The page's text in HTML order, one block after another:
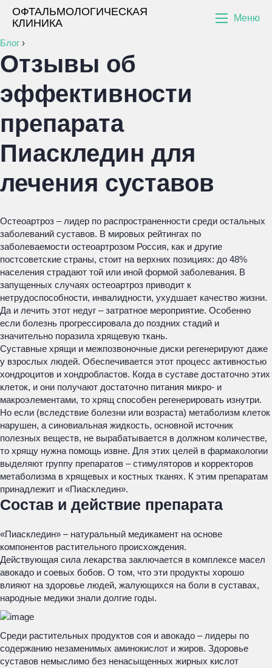
ОФТАЛЬМОЛОГИЧЕСКАЯ
КЛИНИКА
Меню
Блог ›
Отзывы об
эффективности
препарата
Пиаскледин для
лечения суставов
Остеоартроз – лидер по распространенности среди остальных
заболеваний суставов. В мировых рейтингах по
заболеваемости остеоартрозом Россия, как и другие
постсоветские страны, стоит на верхних позициях: до 48%
населения страдают той или иной формой заболевания. В
запущенных случаях остеоартроз приводит к
нетрудоспособности, инвалидности, ухудшает качество жизни.
Да и лечить этот недуг – затратное мероприятие. Особенно
если болезнь прогрессировала до поздних стадий и
значительно поразила хрящевую ткань.
Суставные хрящи и межпозвоночные диски регенерируют даже
у взрослых людей. Обеспечивается этот процесс активностью
хондроцитов и хондробластов. Когда в суставе достаточно этих
клеток, и они получают достаточно питания микро- и
макроэлементами, то хрящ способен регенерировать изнутри.
Но если (вследствие болезни или возраста) метаболизм клеток
нарушен, а синовиальная жидкость, основной источник
полезных веществ, не вырабатывается в должном количестве,
то хрящу нужна помощь извне. Для этих целей в фармакологии
выделяют группу препаратов – стимуляторов и корректоров
метаболизма в хрящевых и костных тканях. К этим препаратам
принадлежит и «Пиаскледин».
Состав и действие препарата
«Пиаскледин» – натуральный медикамент на основе
компонентов растительного происхождения.
Действующая сила лекарства заключается в комплексе масел
авокадо и соевых бобов. О том, что эти продукты хорошо
влияют на здоровье людей, жалующихся на боли в суставах,
народные медики знали долгие годы.
Среди растительных продуктов соя и авокадо – лидеры по
содержанию незаменимых аминокислот и жиров. Здоровье
суставов немыслимо без ненасыщенных жирных кислот